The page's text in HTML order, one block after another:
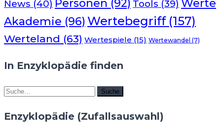
News (40) Personen (92) Tools (39) Werte
Akademie (96) Wertebegriff(157)
Werteland (63) Wertespiele (15) Wertewandel (7)
In Enzyklopädie finden
Suche Suche
Enzyklopädie (Zufallsauswahl)